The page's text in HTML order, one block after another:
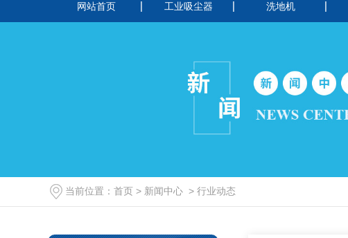
网站首页 工业吸尘器
380v工业吸尘器
纺织厂用吸尘器
无尘室用吸尘器
洗地机
驾驶式洗地机
当前位置： 首页 > 新闻中心 > 行业动态